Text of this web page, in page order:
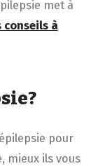
met à
à
pour
mieux ils vous